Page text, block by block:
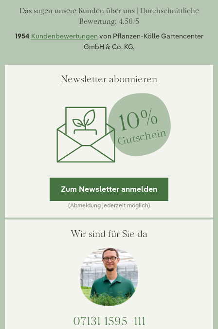
Das sagen unsere Kunden über uns | Durchschnittliche
Bewertung: 4.56/5
1954 Kundenbewertungen von Pflanzen-Kölle Gartencenter
GmbH & Co. KG.
Newsletter abonnieren
10%
Gutschein
Zum Newsletter anmelden
(Abmeldung jederzeit möglich)
Wir sind für Sie da
07131 1595-111